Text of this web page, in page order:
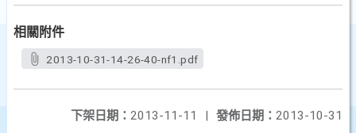
相關附件
2013-10-31-14-26-40-nf1.pdf
發佈日期： 2013-10-31
下架日期： 2013-11-11
|